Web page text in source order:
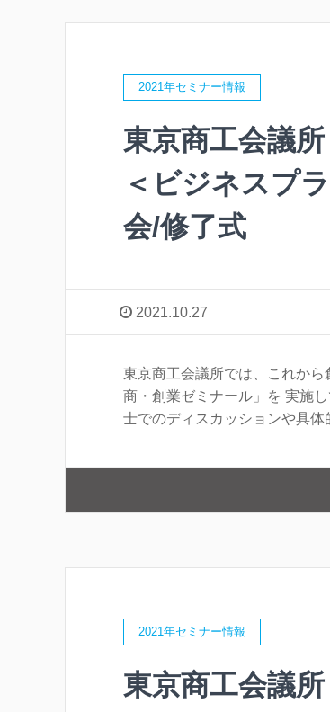
2021年セミナー情報
東京商工会議
＜ビジネスプ
会/修了式
2021.10.27
東京商工会議所では、これか
商・創業ゼミナール」を 実施
士でのディスカッションや具
2021年セミナー情報
東京商工会議